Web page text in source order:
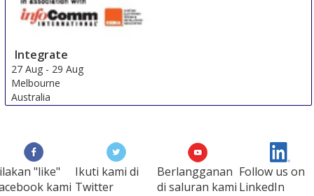
Integrate
27 Aug - 29 Aug
Melbourne
Australia
"like"
kami
Ikuti kami di
Twitter
Berlangganan
di saluran kami
Follow us on
LinkedIn